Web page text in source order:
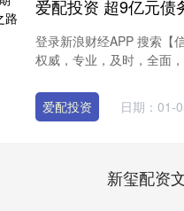
登录新浪财经APP 搜索【
权威，专业，及时，全面
爱配投资 日期：01-
新玺配资